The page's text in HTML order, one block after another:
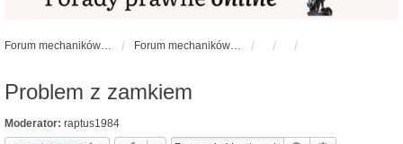
Forum mechaników samochodowych - forum-mechaniczne.pl Forum mechaników samochodowych
Problem z zamkiem
Moderator: raptus1984